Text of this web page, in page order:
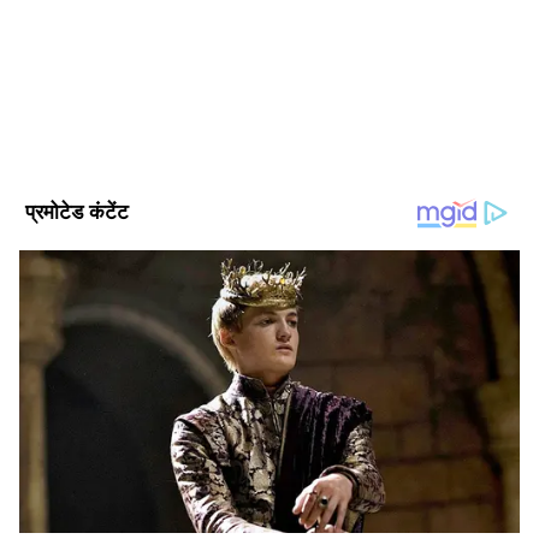
हिजबुल्लाह, ईरान का ही विस्तार
DOWNLOAD APP